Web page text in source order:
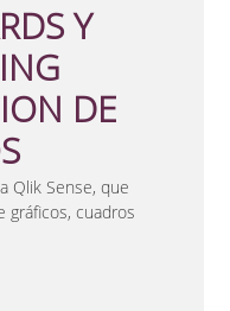
Y
DE
Qlik Sense, que
gráficos, cuadros